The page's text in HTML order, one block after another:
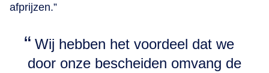
afprijzen.”
Wij hebben het voordeel dat we
door onze bescheiden omvang de